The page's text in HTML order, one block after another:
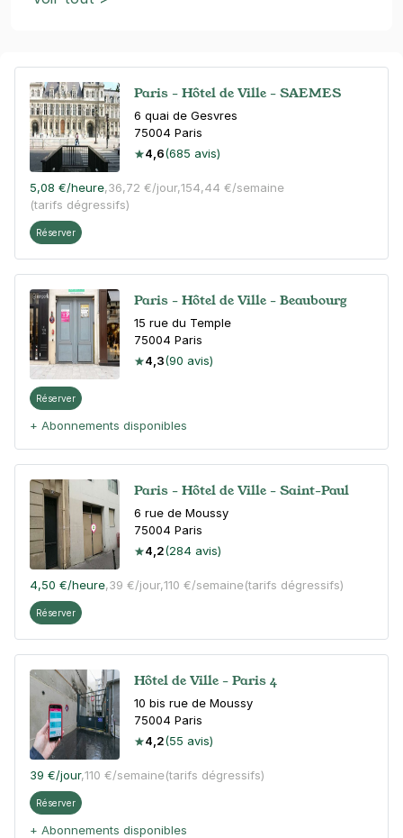
Paris - Hôtel de Ville - SAEMES
6 quai de Gesvres
75004 Paris
4,6(685 avis)
5,08 €/heure,36,72 €/jour,154,44 €/semaine
(tarifs dégressifs)
Réserver
Paris - Hôtel de Ville - Beaubourg
15 rue du Temple
75004 Paris
4,3(90 avis)
Réserver
+ Abonnements disponibles
Paris - Hôtel de Ville - Saint-Paul
6 rue de Moussy
75004 Paris
4,2(284 avis)
4,50 €/heure,39 €/jour,110 €/semaine(tarifs dégressifs)
Réserver
Hôtel de Ville - Paris 4
10 bis rue de Moussy
75004 Paris
4,2(55 avis)
39 €/jour,110 €/semaine(tarifs dégressifs)
Réserver
+ Abonnements disponibles